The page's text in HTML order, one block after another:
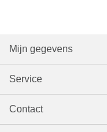
Mijn gegevens
Service
Contact